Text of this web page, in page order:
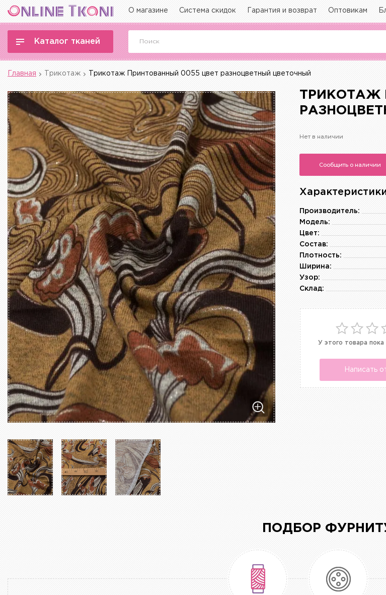
О магазине Система скидок Гарантия и возврат Оптовикам
Каталог тканей
Главная Трикотаж Трикотаж Принтованный 0055 цвет разноцветный цветочный
ТРИКОТАЖ
Нет в наличии
Сообщить о наличии
Производитель:
Модель:
Цвет:
Состав:
Плотность:
Ширина:
Узор:
Склад:
У этого товара
Написать
ПОДБОР